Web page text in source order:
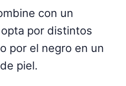
con un
por distintos
por el negro en un
piel.